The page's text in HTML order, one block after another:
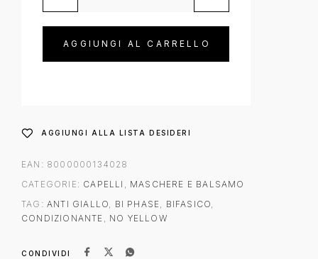
AGGIUNGI AL CARRELLO
AGGIUNGI ALLA LISTA DESIDERI
EAN: 8000000134028
CATEGORIE: CAPELLI , MASCHERE E BALSAMO
TAG: ANTI GIALLO, BI PHASE, BIFASICO,
CONDIZIONANTE , NO YELLOW
CONDIVIDI